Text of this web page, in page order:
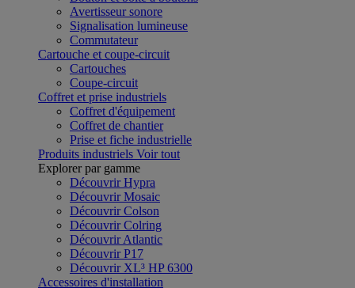
Avertisseur sonore
Signalisation lumineuse
Commutateur
Cartouche et coupe-circuit
Cartouches
Coupe-circuit
Coffret et prise industriels
Coffret d'équipement
Coffret de chantier
Prise et fiche industrielle
Produits industriels Voir tout
Explorer par gamme
Découvrir Hypra
Découvrir Mosaic
Découvrir Colson
Découvrir Colring
Découvrir Atlantic
Découvrir P17
Découvrir XL³ HP 6300
Accessoires d'installation